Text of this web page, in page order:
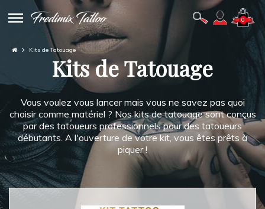
0
Kits de Tatouage
Kits de Tatouage
Vous voulez vous lancer mais vous ne savez pas quoi
choisir comme matériel ? Nos kits de tatouage sont conçus
par des tatoueurs professionnels pour des tatoueurs
débutants. A l'ouverture de votre kit, vous êtes prêts à
piquer !